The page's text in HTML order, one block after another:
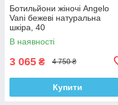
Ботильйони жіночі Angelo
Vani бежеві натуральна
шкіра, 40
В наявності
3 065 ₴ 4 750 ₴
Купити